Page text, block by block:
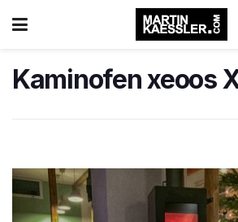
Kaminofen xeoos